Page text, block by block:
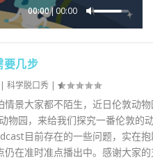
来
增
高
音
量
。
00:00 00:00
使
箭
头
键
来
要几步
|科学脱口秀 |
景大家都不陌生，近日伦敦动
物园，来给我们探究一番伦敦
目前存在的一些问题，实在
在准时准点播出中。感谢大家的